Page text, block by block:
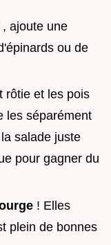
, ajoute une
ou de
rôtie et les pois
les séparément
salade juste
pour gagner du
! Elles
plein de bonnes